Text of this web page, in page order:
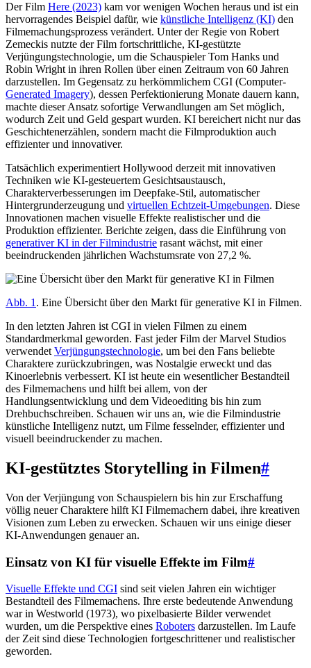
Der Film Here (2023) kam vor wenigen Wochen heraus und ist ein
hervorragendes Beispiel dafür, wie künstliche Intelligenz (KI) den
Filmemachungsprozess verändert. Unter der Regie von Robert
Zemeckis nutzte der Film fortschrittliche, KI-gestützte
Verjüngungstechnologie, um die Schauspieler Tom Hanks und
Robin Wright in ihren Rollen über einen Zeitraum von 60 Jahren
darzustellen. Im Gegensatz zu herkömmlichem CGI (Computer-
Generated Imagery), dessen Perfektionierung Monate dauern kann,
machte dieser Ansatz sofortige Verwandlungen am Set möglich,
wodurch Zeit und Geld gespart wurden. KI bereichert nicht nur das
Geschichtenerzählen, sondern macht die Filmproduktion auch
effizienter und innovativer.
Tatsächlich experimentiert Hollywood derzeit mit innovativen
Techniken wie KI-gesteuertem Gesichtsaustausch,
Charakterverbesserungen im Deepfake-Stil, automatischer
Hintergrunderzeugung und virtuellen Echtzeit-Umgebungen. Diese
Innovationen machen visuelle Effekte realistischer und die
Produktion effizienter. Berichte zeigen, dass die Einführung von
generativer KI in der Filmindustrie rasant wächst, mit einer
beeindruckenden jährlichen Wachstumsrate von 27,2 %.
Abb. 1 . Eine Übersicht über den Markt für generative KI in Filmen.
In den letzten Jahren ist CGI in vielen Filmen zu einem
Standardmerkmal geworden. Fast jeder Film der Marvel Studios
verwendet Verjüngungstechnologie, um bei den Fans beliebte
Charaktere zurückzubringen, was Nostalgie erweckt und das
Kinoerlebnis verbessert. KI ist heute ein wesentlicher Bestandteil
des Filmemachens und hilft bei allem, von der
Handlungsentwicklung und dem Videoediting bis hin zum
Drehbuchschreiben. Schauen wir uns an, wie die Filmindustrie
künstliche Intelligenz nutzt, um Filme fesselnder, effizienter und
visuell beeindruckender zu machen.
KI-gestütztes Storytelling in Filmen#
Von der Verjüngung von Schauspielern bis hin zur Erschaffung
völlig neuer Charaktere hilft KI Filmemachern dabei, ihre kreativen
Visionen zum Leben zu erwecken. Schauen wir uns einige dieser
KI-Anwendungen genauer an.
Einsatz von KI für visuelle Effekte im Film#
Visuelle Effekte und CGI sind seit vielen Jahren ein wichtiger
Bestandteil des Filmemachens. Ihre erste bedeutende Anwendung
war in Westworld (1973), wo pixelbasierte Bilder verwendet
wurden, um die Perspektive eines Roboters darzustellen. Im Laufe
der Zeit sind diese Technologien fortgeschrittener und realistischer
geworden.